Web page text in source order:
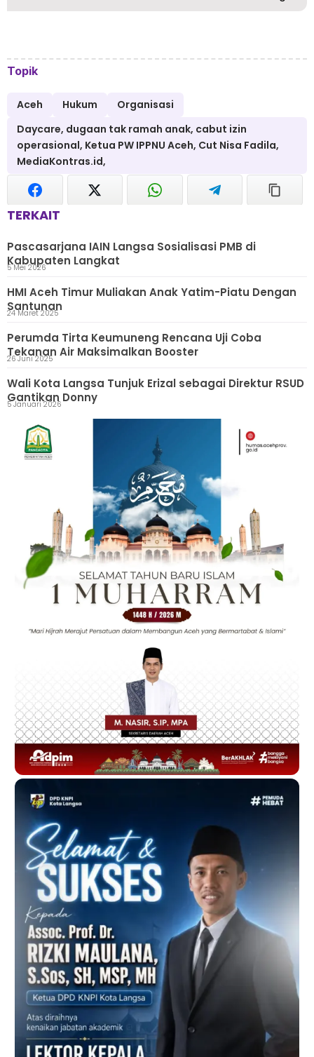
Topik
Aceh Hukum
Organisasi
Daycare, dugaan tak ramah anak, cabut izin
operasional, Ketua PW IPPNU Aceh, Cut Nisa Fadila,
MediaKontras.id,
TERKAIT
Pascasarjana IAIN Langsa Sosialisasi PMB di
Kabupaten Langkat
5 Mei 2026
HMI Aceh Timur Muliakan Anak Yatim-Piatu Dengan
Santunan
24 Maret 2025
Perumda Tirta Keumuneng Rencana Uji Coba
Tekanan Air Maksimalkan Booster
26 Juni 2025
Wali Kota Langsa Tunjuk Erizal sebagai Direktur RSUD
Gantikan Donny
5 Januari 2026